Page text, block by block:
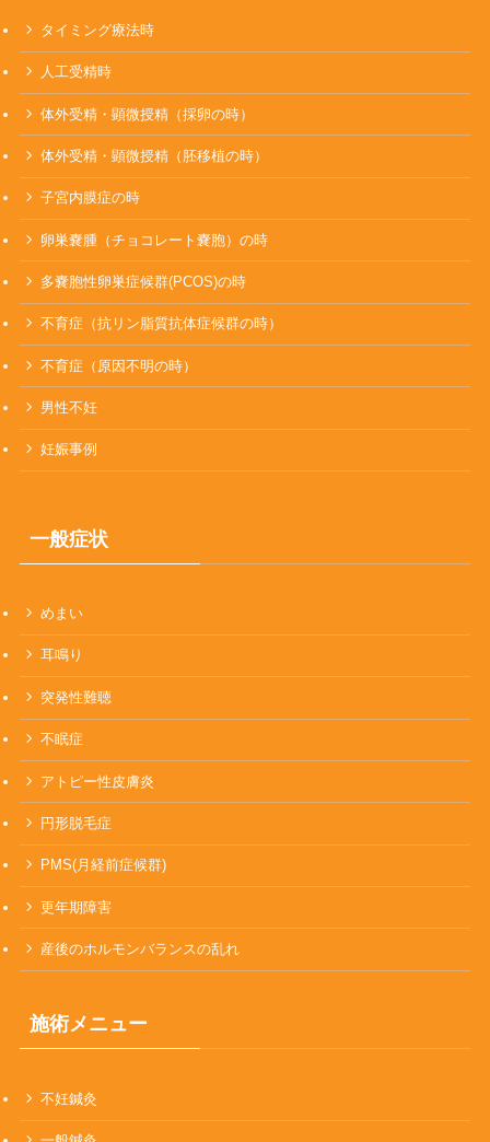
タイミング療法時
人工受精時
体外受精・顕微授精（採卵の時）
体外受精・顕微授精（胚移植の時）
子宮内膜症の時
卵巣嚢腫（チョコレート嚢胞）の時
多嚢胞性卵巣症候群(PCOS)の時
不育症（抗リン脂質抗体症候群の時）
不育症（原因不明の時）
男性不妊
妊娠事例
一般症状
めまい
耳鳴り
突発性難聴
不眠症
アトピー性皮膚炎
円形脱毛症
PMS(月経前症候群)
更年期障害
産後のホルモンバランスの乱れ
施術メニュー
不妊鍼灸